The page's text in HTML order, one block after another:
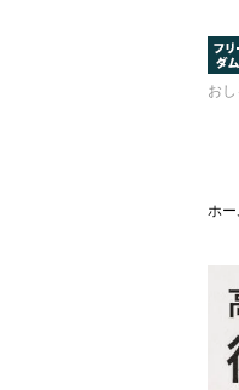
お
ホー